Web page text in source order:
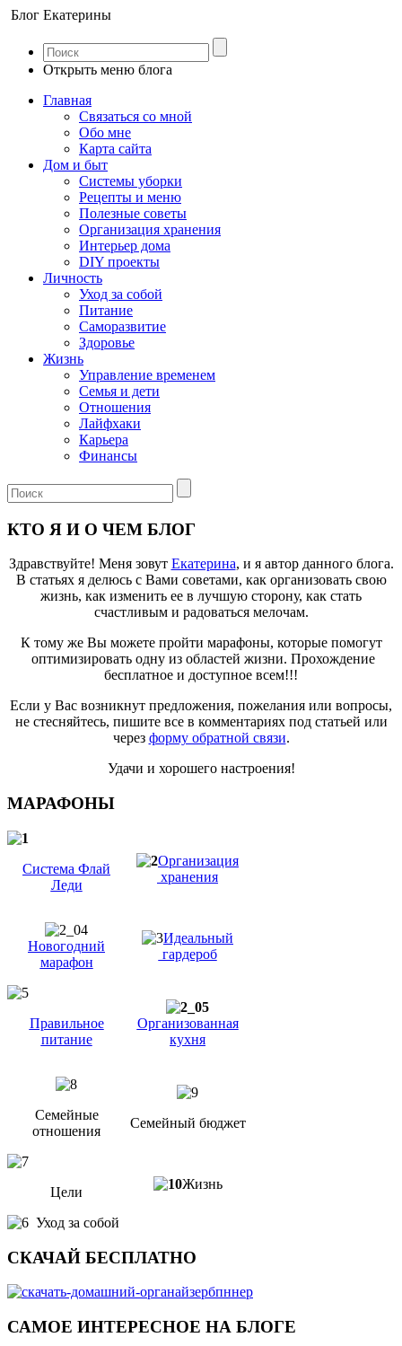
Блог Екатерины
Открыть меню блога
Главная
Связаться со мной
Обо мне
Карта сайта
Дом и быт
Системы уборки
Рецепты и меню
Полезные советы
Организация хранения
Интерьер дома
DIY проекты
Личность
Уход за собой
Питание
Саморазвитие
Здоровье
Жизнь
Управление временем
Семья и дети
Отношения
Лайфхаки
Карьера
Финансы
КТО Я И О ЧЕМ БЛОГ
Здравствуйте! Меня зовут Екатерина, и я автор данного блога.
В статьях я делюсь с Вами советами, как организовать свою
жизнь, как изменить ее в лучшую сторону, как стать
счастливым и радоваться мелочам.
К тому же Вы можете пройти марафоны, которые помогут
оптимизировать одну из областей жизни. Прохождение
бесплатное и доступное всем!!!
Если у Вас возникнут предложения, пожелания или вопросы,
не стесняйтесь, пишите все в комментариях под статьей или
через форму обратной связи.
Удачи и хорошего настроения!
МАРАФОНЫ
Система Флай
Леди
Организация
хранения
Новогодний
марафон
Идеальный
гардероб
Правильное
питание
Организованная
кухня
Семейные
отношения
Семейный бюджет
Цели
Жизнь
Уход за собой
СКАЧАЙ БЕСПЛАТНО
САМОЕ ИНТЕРЕСНОЕ НА БЛОГЕ